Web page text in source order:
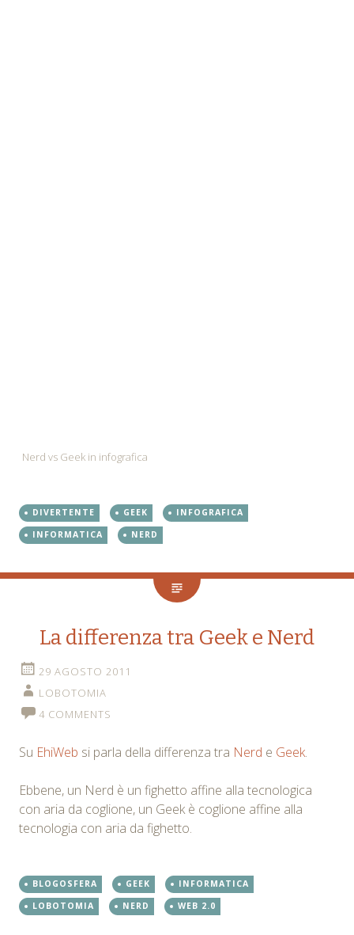
Nerd vs Geek in infografica
DIVERTENTE GEEK
INFOGRAFICA
INFORMATICA
NERD
La differenza tra Geek e Nerd
29 AGOSTO 2011
LOBOTOMIA
4 COMMENTS
Su EhiWeb si parla della differenza tra Nerd e Geek.
Ebbene, un Nerd è un fighetto affine alla tecnologica
con aria da coglione, un Geek è coglione affine alla
tecnologia con aria da fighetto.
BLOGOSFERA GEEK
INFORMATICA
LOBOTOMIA
NERD WEB 2.0